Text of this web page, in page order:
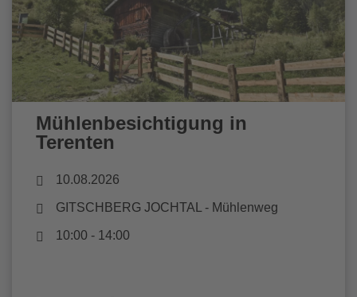
Mühlenbesichtigung in
Terenten
10.08.2026
GITSCHBERG JOCHTAL - Mühlenweg
10:00 - 14:00